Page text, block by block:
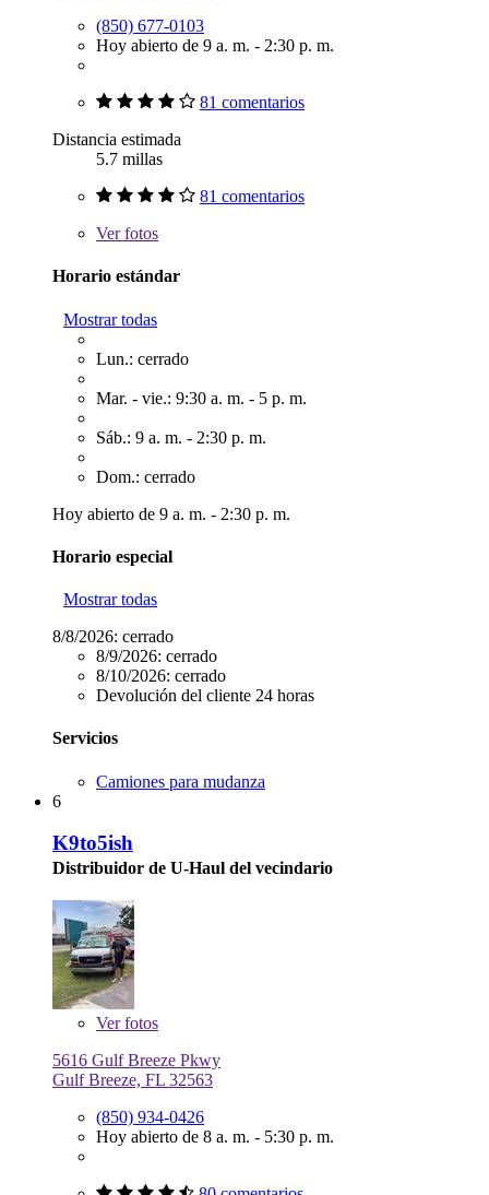
(850) 677-0103
Hoy abierto de 9 a. m. - 2:30 p. m.
81 comentarios
Distancia estimada
5.7 millas
81 comentarios
Verfotos
Horario estándar
Mostrar todas
Lun.: cerrado
Mar. - vie.: 9:30 a. m. - 5 p. m.
Sáb.: 9 a. m. - 2:30 p. m.
Dom.: cerrado
Hoy abierto de 9 a. m. - 2:30 p. m.
Horario especial
Mostrar todas
8/8/2026: cerrado
8/9/2026: cerrado
8/10/2026: cerrado
Devolución del cliente 24 horas
Servicios
Camiones para mudanza
6
K9to5ish
Distribuidor de U-Haul del vecindario
Verfotos
5616 Gulf Breeze Pkwy
Gulf Breeze, FL 32563
(850) 934-0426
Hoy abierto de 8 a. m. - 5:30 p. m.